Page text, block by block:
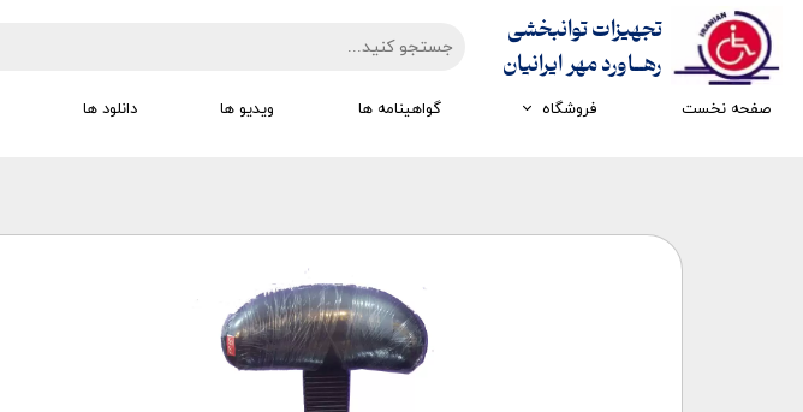
تجهیزات توانبخشی
​​​​​​​رهــاورد مهر ایرانیان
صفحه نخست فروشگاه
تجهیزات کار درمانی
تجهیزات مکانوتراپی تجهیزات الکترو تراپی
گواهینامه ها ویدیو ها دانلود ها